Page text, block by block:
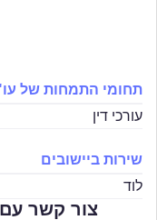
תחומי התמחות של
עורכי דין
שירות ביישובים
לוד
צור קשר